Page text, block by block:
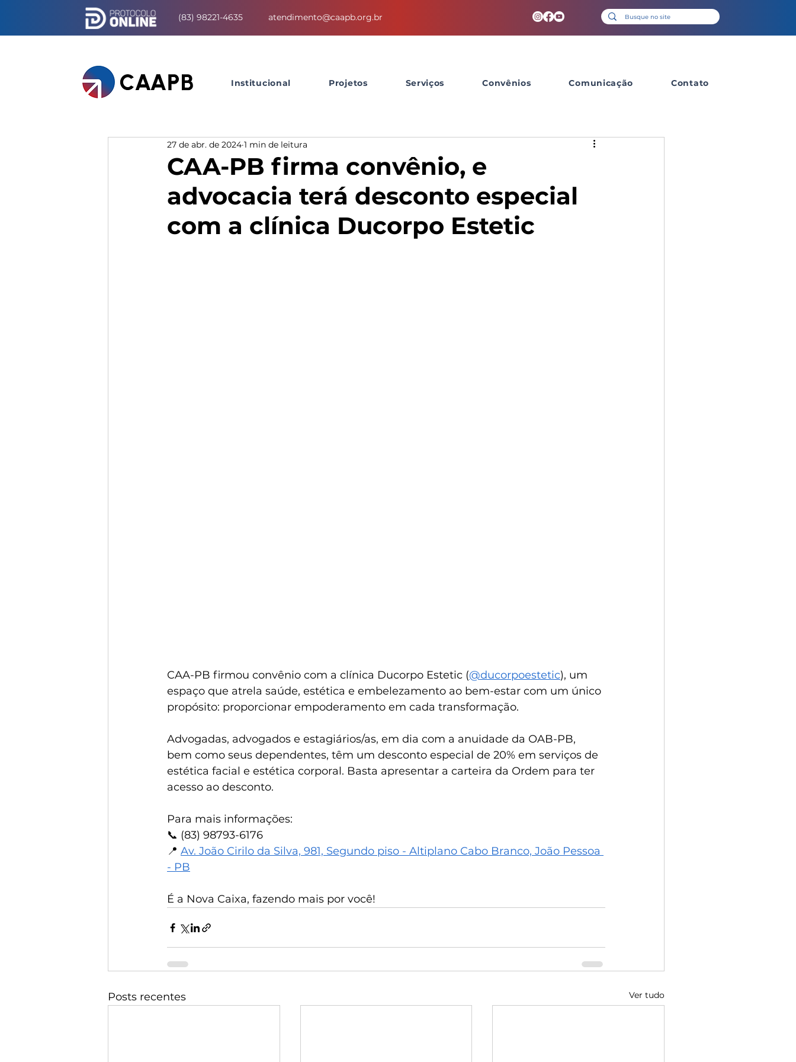
(83) 98221-4635 atendimento@caapb.org.br
Institucional Projetos Serviços Convênios Comunicação Contato
CAA-PB firma convênio, e
advocacia terá desconto especial
com a clínica Ducorpo Estetic
27 de abr. de 2024 1 min de leitura
CAA-PB firmou convênio com a clínica Ducorpo Estetic (@ducorpoestetic), um
espaço que atrela saúde, estética e embelezamento ao bem-estar com um único
propósito: proporcionar empoderamento em cada transformação.
Advogadas, advogados e estagiários/as, em dia com a anuidade da OAB-PB,
bem como seus dependentes, têm um desconto especial de 20% em serviços de
estética facial e estética corporal. Basta apresentar a carteira da Ordem para ter
acesso ao desconto.
Para mais informações:
📞 (83) 98793-6176
📍 Av. João Cirilo da Silva, 981, Segundo piso - Altiplano Cabo Branco, João Pessoa
- PB
É a Nova Caixa, fazendo mais por você!
Posts recentes Ver tudo